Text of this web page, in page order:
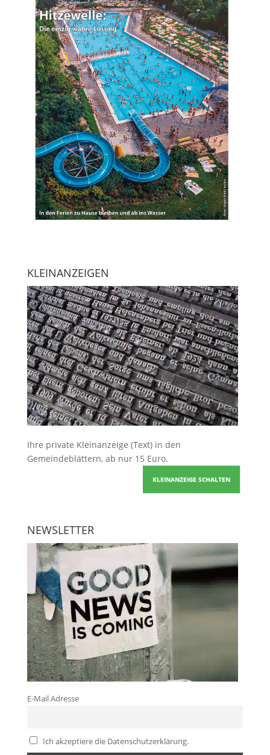
KLEINANZEIGEN
Ihre private Kleinanzeige (Text) in den
Gemeindeblättern, ab nur 15 Euro.
KLEINANZEIGE SCHALTEN
NEWSLETTER
E-Mail Adresse
Ich akzeptiere die Datenschutzerklärung.